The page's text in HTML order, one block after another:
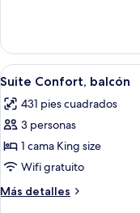
matrimonial
o
2
individuales,
balcón
Confort
con
1
matrimonial
o
individuales,
balcón
Abrir
todas
las
fotos
de
Suite
Confort,
balcón
10
Suite Confort, balcón
431 pies cuadrados
3 personas
1 cama King size
Wifi gratuito
Más detalles
Más